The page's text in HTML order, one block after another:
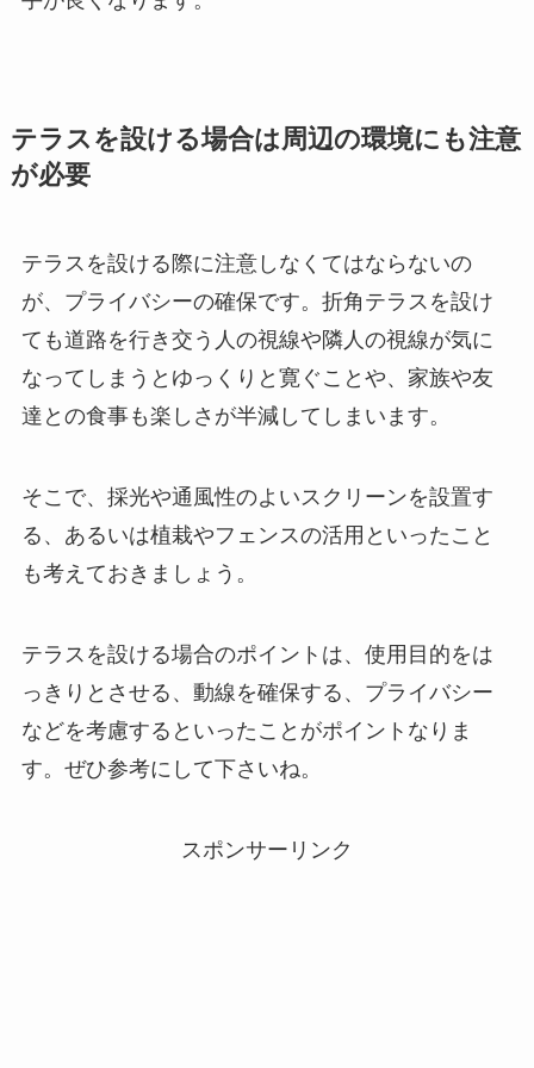
テラスを設ける場合は周辺の環境にも注意
が必要
テラスを設ける際に注意しなくてはならないの
が、プライバシーの確保です。折角テラスを設け
ても道路を行き交う人の視線や隣人の視線が気に
なってしまうとゆっくりと寛ぐことや、家族や友
達との食事も楽しさが半減してしまいます。
そこで、採光や通風性のよいスクリーンを設置す
る、あるいは植栽やフェンスの活用といったこと
も考えておきましょう。
テラスを設ける場合のポイントは、使用目的をは
っきりとさせる、動線を確保する、プライバシー
などを考慮するといったことがポイントなりま
す。ぜひ参考にして下さいね。
スポンサーリンク